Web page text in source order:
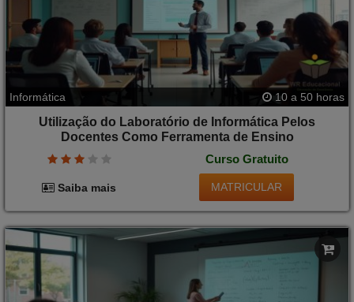
Informática 10 a 50 horas
Utilização do Laboratório de Informática Pelos
Docentes Como Ferramenta de Ensino
Curso Gratuito
Saiba mais MATRICULAR